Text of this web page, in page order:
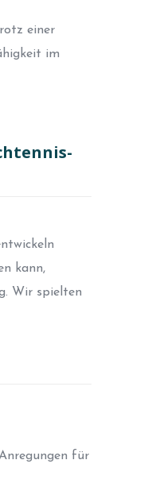
einer
im
kann,
Wir spielten
für